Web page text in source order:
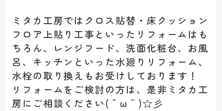
ミタカ工房ではクロス貼替・床クッション
フロア上貼り工事といったリフォームはも
ちろん、レンジフード、洗面化粧台、お風
呂、キッチンといった水廻りリフォーム、
水栓の取り換えもお受けしております！
リフォームをご検討の方は、是非ミタカ工
房にご相談ください(＾ω＾)☆彡